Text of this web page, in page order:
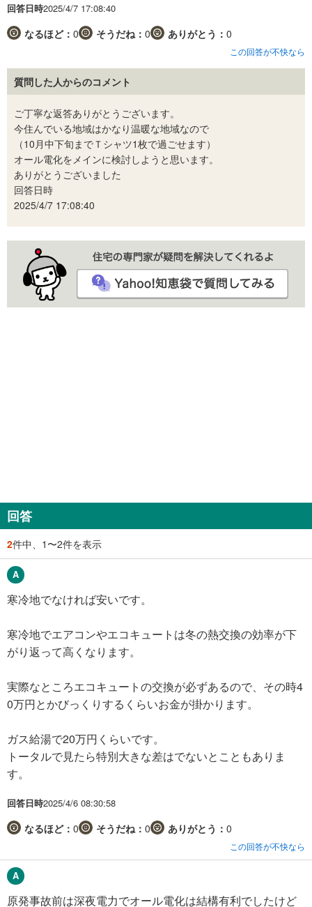
回答日時2025/4/7 17:08:40
なるほど： 0 そうだね： 0 ありがとう： 0
この回答が不快なら
質問した人からのコメント
ご丁寧な返答ありがとうございます。
今住んでいる地域はかなり温暖な地域なので
（10月中下旬までＴシャツ1枚で過ごせます）
オール電化をメインに検討しようと思います。
ありがとうございました
回答日時
2025/4/7 17:08:40
回答
2件中、1〜2件を表示
寒冷地でなければ安いです。
寒冷地でエアコンやエコキュートは冬の熱交換の効率が下
がり返って高くなります。
実際なところエコキュートの交換が必ずあるので、その時4
0万円とかびっくりするくらいお金が掛かります。
ガス給湯で20万円くらいです。
トータルで見たら特別大きな差はでないとこともありま
す。
回答日時2025/4/6 08:30:58
なるほど： 0 そうだね： 0 ありがとう： 0
この回答が不快なら
原発事故前は深夜電力でオール電化は結構有利でしたけど